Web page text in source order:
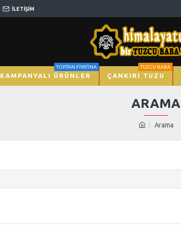
İLETIŞIM
KAMPANYALI ÜRÜNLER
TOPTAN FİYATINA
ÇANKIRI TUZU
TUZCU BABA
Arama
ARAMA